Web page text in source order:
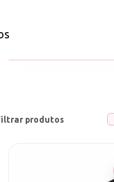
produtos